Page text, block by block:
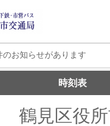
のお知らせがあります
時刻表
鶴見区役